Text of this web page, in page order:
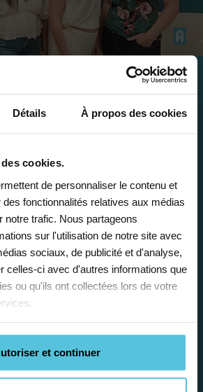
Détails À propos des cookies
cookies.
de personnaliser le contenu et
fonctionnalités relatives aux médias
notre trafic. Nous partageons
sur l'utilisation de notre site avec
sociaux, de publicité et d'analyse,
celles-ci avec d'autres informations que
ou qu'ils ont collectées lors de votre
et continuer
Acadomia
de chez vous, selon
vos horaires
nous organisons votre
en fonction de votre profil,